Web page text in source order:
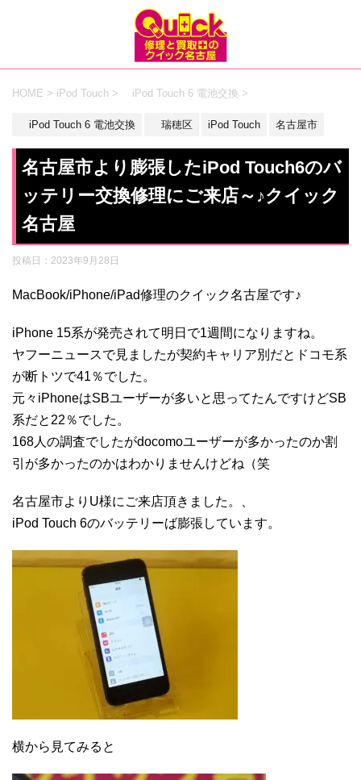
HOME > iPod Touch > iPod Touch 6 電池交換 >
iPod Touch 6 電池交換 瑞穂区 iPod Touch 名古屋市
名古屋市より膨張したiPod Touch6のバ
ッテリー交換修理にご来店～♪クイック
名古屋
投稿日： 2023年9月28日
MacBook/iPhone/iPad修理のクイック名古屋です♪
iPhone 15系が発売されて明日で1週間になりますね。
ヤフーニュースで見ましたが契約キャリア別だとドコモ系
が断トツで41％でした。
元々iPhoneはSBユーザーが多いと思ってたんですけどSB
系だと22％でした。
168人の調査でしたがdocomoユーザーが多かったのか割
引が多かったのかはわかりませんけどね（笑
名古屋市よりU様にご来店頂きました。、
iPod Touch 6のバッテリーば膨張しています。
横から見てみると